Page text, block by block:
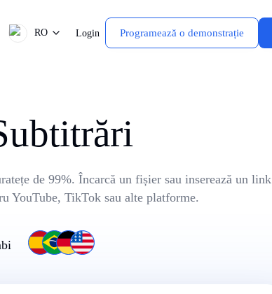
RO Login Programează o demonstrație
de 99%. Încarcă un fișier sau inserează un link
YouTube, TikTok sau alte platforme.